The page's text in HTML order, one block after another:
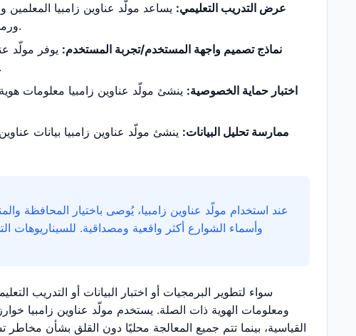
عرض التدريب التعليمي: يساعد مولّد عناوين زامبيا المعلمين
ورموز مناطق الهاتف والمعرفات الأخرى دون استخدام معلومات شخصية حقيقية.
نماذج تصميم واجهة المستخدم/تجربة المستخدم: يوفر مولّد
وغيرها لجعل نماذج الواجهة أكثر واقعية وتحسين نتائج اختبار تجربة المستخدم.
اختبار حماية الخصوصية: ينشئ مولّد عناوين زامبيا معلومات هوية
ممارسة تحليل البيانات: ينشئ مولّد عناوين زامبيا بيانات
عند استخدام مولّد عناوين زامبيا، يُوصى باختيار المحافظة
وأسماء الشوارع أكثر واقعية ومصداقية. للسيناريوهات
سواء لتطوير البرمجيات أو اختبار البيانات أو التدريب
ومعلومات الهوية ذات الصلة. يستخدم مولّد عناوين زامبيا
القياسية، بينما تتم جميع المعالجة محليًا دون القلق بشأن